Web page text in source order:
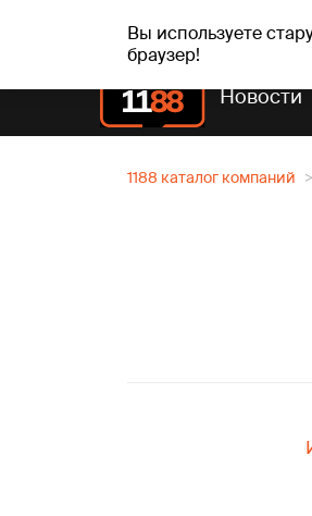
Вы используете
браузер!
чт, 06.08.2026. +24°C
Новости
1188 каталог компаний